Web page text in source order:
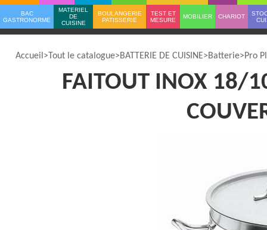
BAC
GASTRONORME
MATERIEL
DE
CUISINE
BOULANGERIE
PATISSERIE
TEST ET
MESURE
MOBILIER CHARIOT
Accueil Tout le catalogue BATTERIE DE CUISINE Batterie Pro
FAITOUT INOX 18/